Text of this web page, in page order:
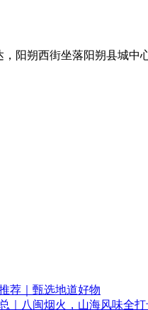
朔西街坐落阳朔县城中心
荐｜甄选地道好物
｜八闽烟火，山海风味全打